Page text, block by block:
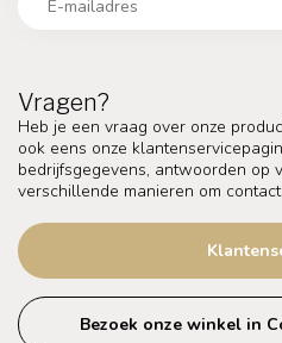
Vragen?
Heb je een vraag over onze
ook eens onze
bedrijfsgegevens, antwoorden op
verschillende manieren om
Bezoek onze winkel in